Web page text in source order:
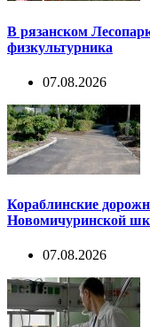
В рязанском
физкультурника
07.08.2026
Кораблинские
Новомичуринской
07.08.2026